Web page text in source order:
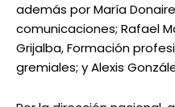
además por María
comunicaciones; Rafael
Grijalba, Formación
gremiales; y Alexis